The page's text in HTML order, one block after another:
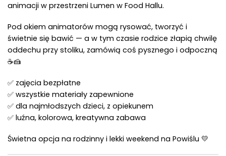
animacji w przestrzeni Lumen w Food Hallu.
Pod okiem animatorów mogą rysować, tworzyć i
świetnie się bawić — a w tym czasie rodzice złapią chwilę
oddechu przy stoliku, zamówią coś pysznego i odpoczną
☕🍰
✅ zajęcia bezpłatne
✅ wszystkie materiały zapewnione
✅ dla najmłodszych dzieci, z opiekunem
✅ luźna, kolorowa, kreatywna zabawa
Świetna opcja na rodzinny i lekki weekend na Powiślu 💛